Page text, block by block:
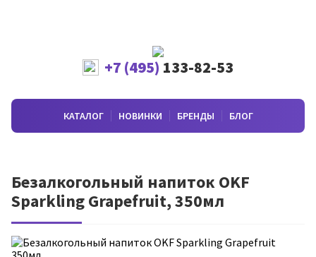
+7 (495) 133-82-53
КАТАЛОГ НОВИНКИ БРЕНДЫ БЛОГ
Безалкогольный напиток OKF
Sparkling Grapefruit, 350мл